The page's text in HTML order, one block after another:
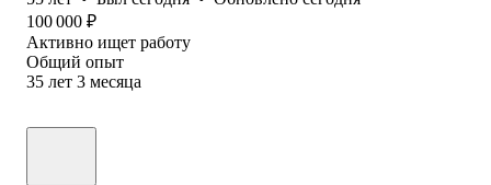
100 000 ₽
Активно ищет работу
Общий опыт
35 лет 3 месяца